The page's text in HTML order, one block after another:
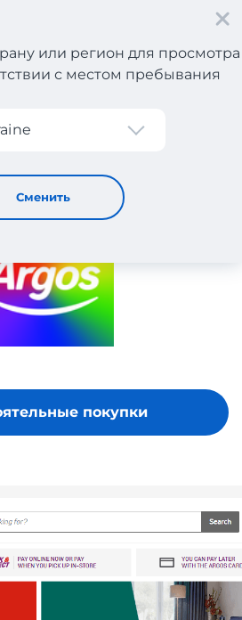
или регион для просмотра
с местом пребывания
Сменить
покупки